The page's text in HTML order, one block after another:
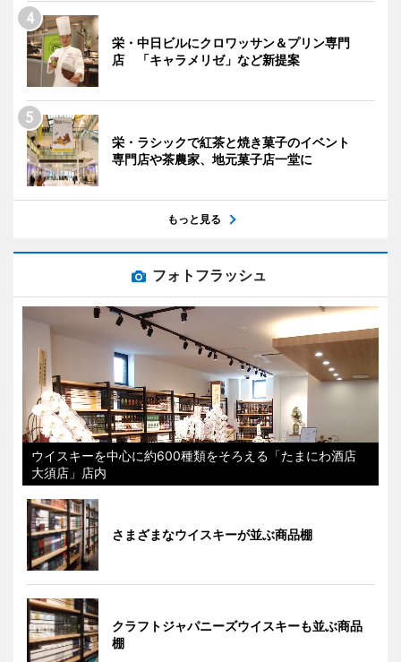
栄・中日ビルにクロワッサン＆プリン専門
店 「キャラメリゼ」など新提案
栄・ラシックで紅茶と焼き菓子のイベント
専門店や茶農家、地元菓子店一堂に
もっと見る
フォトフラッシュ
ウイスキーを中心に約600種類をそろえる「たまにわ酒店
大須店」店内
さまざまなウイスキーが並ぶ商品棚
クラフトジャパニーズウイスキーも並ぶ商品
棚